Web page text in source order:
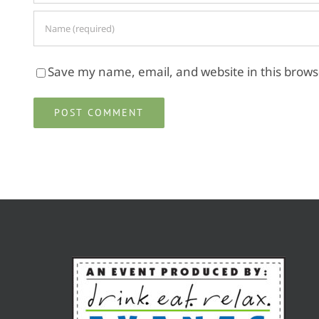
Save my name, email, and website in this